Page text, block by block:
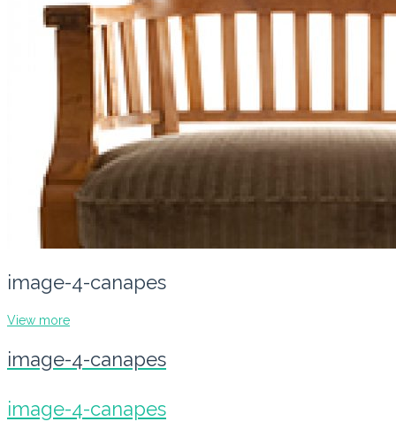
image-4-canapes
View more
image-4-canapes
image-4-canapes